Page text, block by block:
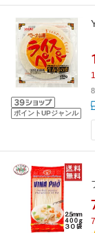
ポイントUPジャンル